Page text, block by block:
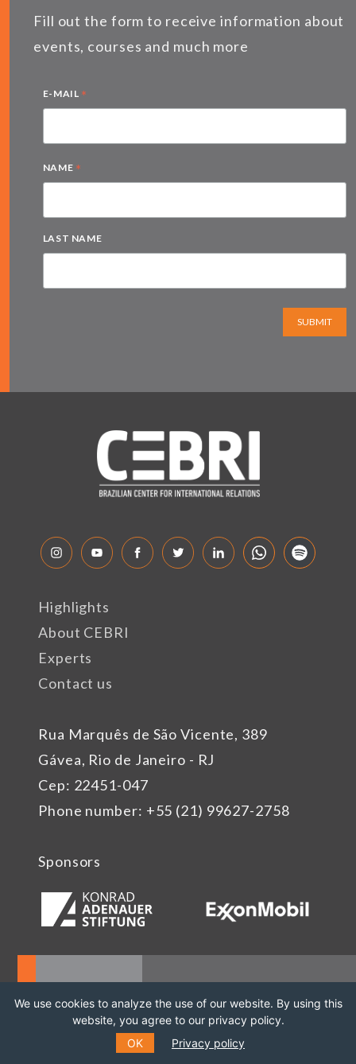
Fill out the form to receive information about
events, courses and much more
E-MAIL *
NAME *
LAST NAME
SUBMIT
Rua Marquês de São Vicente, 389
Gávea, Rio de Janeiro - RJ
Cep: 22451-047
Phone number: +55 (21) 99627-2758
Highlights
About CEBRI
Experts
Contact us
Sponsors
We use cookies to analyze the use of our website. By using this
website, you agree to our privacy policy.
OK
Privacy policy